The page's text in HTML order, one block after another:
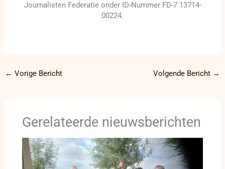
Journalisten Federatie onder ID-Nummer FD-7 13714-
00224.
← Vorige Bericht Volgende Bericht →
Gerelateerde nieuwsberichten